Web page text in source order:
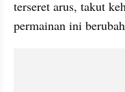
terseret arus, takut
permainan ini